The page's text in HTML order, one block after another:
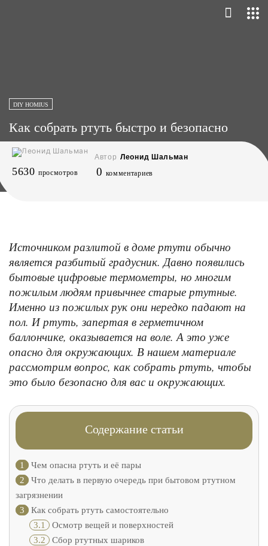
DIY HOMIUS
Как собрать ртуть быстро и безопасно
Автор Леонид Шальман
5630 просмотров 0 комментариев
Источником разлитой в доме ртути обычно
является разбитый градусник. Давно появились
бытовые цифровые термометры, но многим
пожилым людям привычнее старые ртутные.
Именно из пожилых рук они нередко падают на
пол. И ртуть, запертая в герметичном
баллончике, оказывается на воле. А это уже
опасно для окружающих. В нашем материале
рассмотрим вопрос, как собрать ртуть, чтобы
это было безопасно для вас и окружающих.
Содержание статьи
1
Чем опасна ртуть и её пары
2
Что делать в первую очередь при бытовом ртутном
загрязнении
3
Как собрать ртуть самостоятельно
3.1 Осмотр вещей и поверхностей
3.2 Сбор ртутных шариков